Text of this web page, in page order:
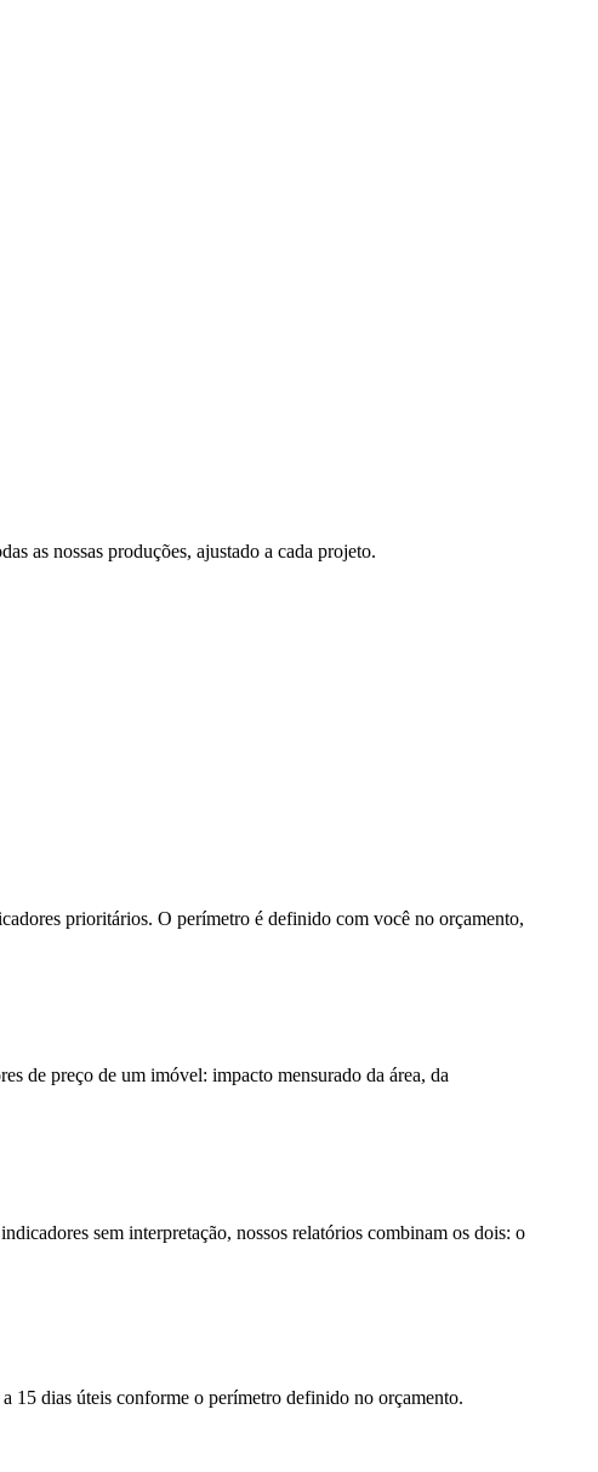
as nossas produções, ajustado a cada projeto.
prioritários. O perímetro é definido com você no orçamento,
de preço de um imóvel: impacto mensurado da área, da
sem interpretação, nossos relatórios combinam os dois: o
15 dias úteis conforme o perímetro definido no orçamento.